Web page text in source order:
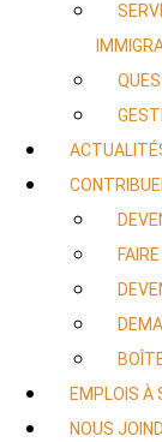
EMPLOIS À
NOUS